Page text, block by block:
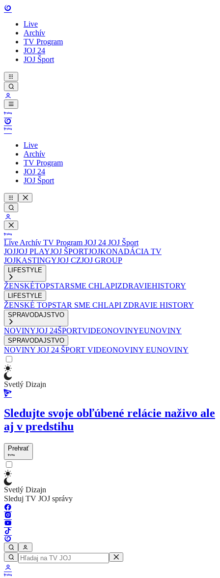
Live
Archív
TV Program
JOJ 24
JOJ Šport
Live
Archív
TV Program
JOJ 24
JOJ Šport
Live Archív TV Program JOJ 24 JOJ Šport
JOJJOJ PLAYJOJ ŠPORTJOJKONADÁCIA TV
JOJKASTINGYJOJ CZJOJ GROUP
LIFESTYLE
ŽENSKÉTOPSTARSME CHLAPIZDRAVIEHISTORY
LIFESTYLE
ŽENSKÉ TOPSTAR SME CHLAPI ZDRAVIE HISTORY
SPRAVODAJSTVO
NOVINYJOJ 24ŠPORTVIDEONOVINYEUNOVINY
SPRAVODAJSTVO
NOVINY JOJ 24 ŠPORT VIDEONOVINY EUNOVINY
Svetlý Dizajn
Sledujte svoje obľúbené relácie naživo ale
aj v predstihu
Prehrať
Svetlý Dizajn
Sleduj TV JOJ správy